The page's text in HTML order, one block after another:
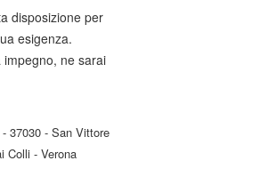
disposizione per
esigenza.
ne sarai
37030 - San Vittore
Colli - Verona